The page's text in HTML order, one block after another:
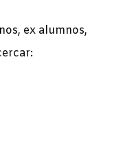
ex alumnos,